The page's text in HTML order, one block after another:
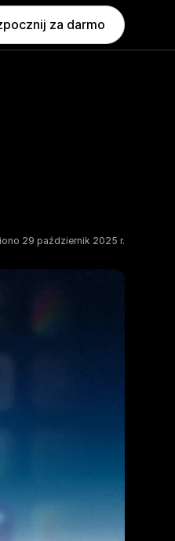
za darmo
29 październik 2025 r.